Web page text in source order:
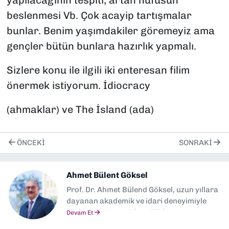
beslenmesi Vb. Çok acayip tartışmalar
bunlar. Benim yaşımdakiler göremeyiz ama
gençler bütün bunlara hazırlık yapmalı.
Sizlere konu ile ilgili iki enteresan filim
önermek istiyorum. İdiocracy
(ahmaklar) ve The İsland (ada)
ÖNCEKI SONRAKI
Ahmet Bülent Göksel
Prof. Dr. Ahmet Bülend Göksel, uzun yıllara
dayanan akademik ve idari deneyimiyle
Türkiye ve Kuzey Kıbrıs Türk
Devam Et